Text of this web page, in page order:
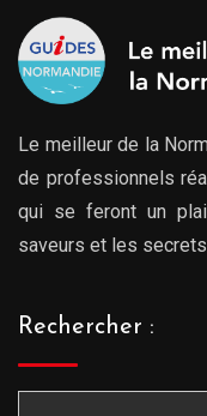
Le meilleur de la
de professionnels
qui se feront un
saveurs et les
Rechercher :